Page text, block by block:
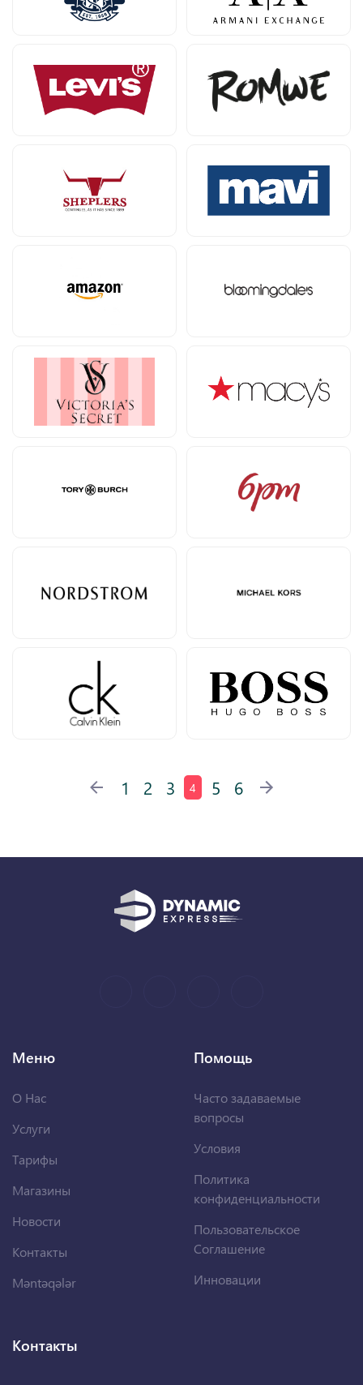
1 2 3 4 5 6
Меню
О Нас
Услуги
Тарифы
Магазины
Новости
Контакты
Məntəqələr
Помощь
Часто задаваемые
вопросы
Условия
Политика
конфиденциальности
Пользовательское
Соглашение
Инновации
Контакты